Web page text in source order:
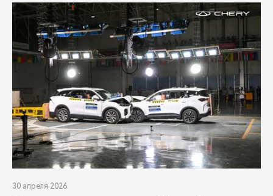
30 апреля 2026